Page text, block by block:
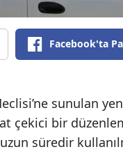
Facebook'ta
sunulan
çekici bir
süredir